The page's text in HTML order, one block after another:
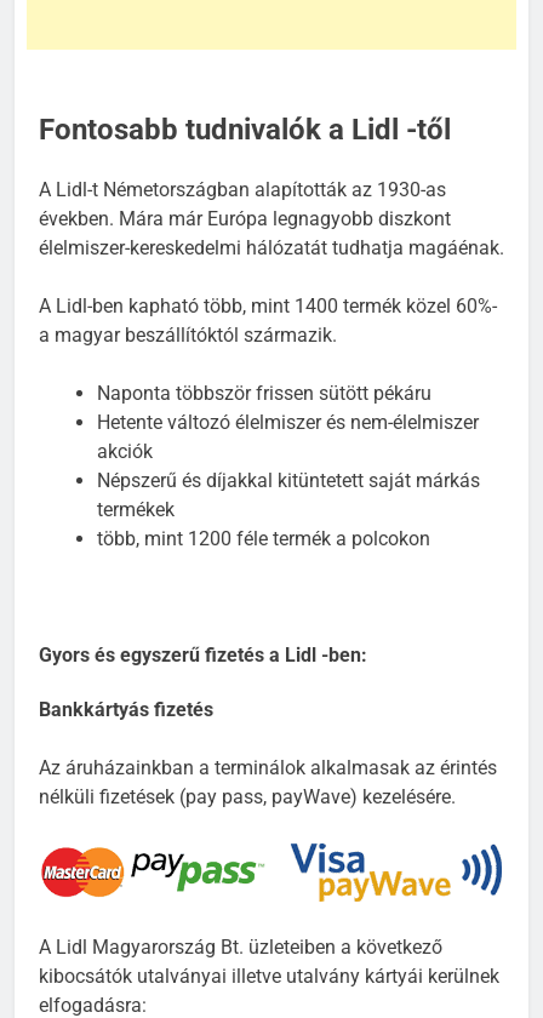
Fontosabb tudnivalók a Lidl -től
A Lidl-t Németországban alapították az 1930-as
években. Mára már Európa legnagyobb diszkont
élelmiszer-kereskedelmi hálózatát tudhatja magáénak.
A Lidl-ben kapható több, mint 1400 termék közel 60%-
a magyar beszállítóktól származik.
Naponta többször frissen sütött pékáru
Hetente változó élelmiszer és nem-élelmiszer
akciók
Népszerű és díjakkal kitüntetett saját márkás
termékek
több, mint 1200 féle termék a polcokon
Gyors és egyszerű fizetés a Lidl -ben:
Bankkártyás fizetés
Az áruházainkban a terminálok alkalmasak az érintés
nélküli fizetések (pay pass, payWave) kezelésére.
A Lidl Magyarország Bt. üzleteiben a következő
kibocsátók utalványai illetve utalvány kártyái kerülnek
elfogadásra: